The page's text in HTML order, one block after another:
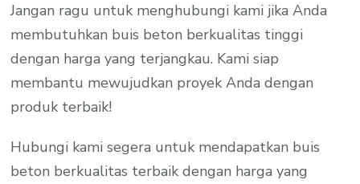
Jangan ragu untuk menghubungi kami jika Anda
membutuhkan buis beton berkualitas tinggi
dengan harga yang terjangkau. Kami siap
membantu mewujudkan proyek Anda dengan
produk terbaik!
Hubungi kami segera untuk mendapatkan buis
beton berkualitas terbaik dengan harga yang